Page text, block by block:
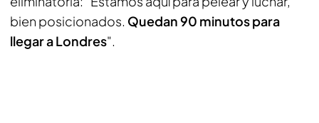
bien posicionados. Quedan 90 minutos para
llegar a Londres".